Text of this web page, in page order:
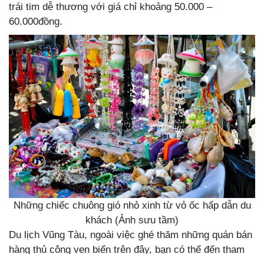
trái tim dễ thương với giá chỉ khoảng 50.000 –
60.000đồng.
Những chiếc chuông gió nhỏ xinh từ vỏ ốc hấp dẫn du
khách (Ảnh sưu tầm)
Du lịch Vũng Tàu, ngoài việc ghé thăm những quán bán
hàng thủ công ven biển trên đây, bạn có thể đến tham